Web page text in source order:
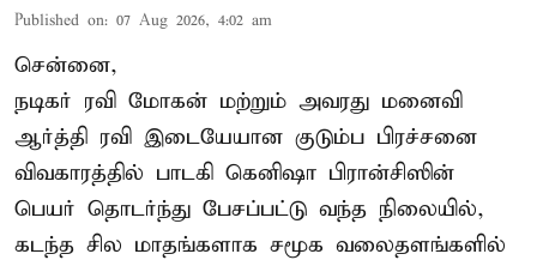
Published on: 07 Aug 2026, 4:02 am
சென்னை,
நடிகர் ரவி மோகன் மற்றும் அவரது மனைவி
ஆர்த்தி ரவி இடையேயான குடும்ப பிரச்சனை
விவகாரத்தில் பாடகி கெனிஷா பிரான்சிஸின்
பெயர் தொடர்ந்து பேசப்பட்டு வந்த நிலையில்,
கடந்த சில மாதங்களாக சமூக வலைதளங்களில்